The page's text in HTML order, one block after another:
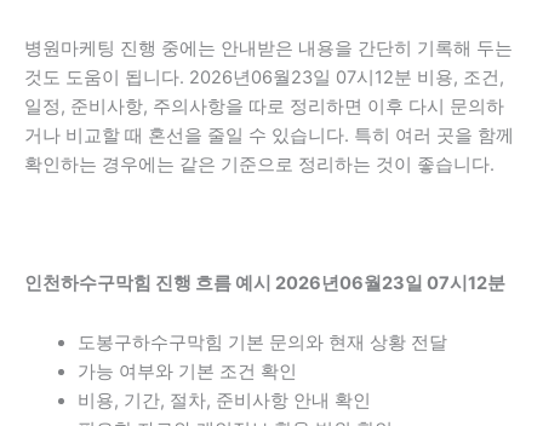
병원마케팅 진행 중에는 안내받은 내용을 간단히 기록해 두는
것도 도움이 됩니다. 2026년06월23일 07시12분 비용, 조건,
일정, 준비사항, 주의사항을 따로 정리하면 이후 다시 문의하
거나 비교할 때 혼선을 줄일 수 있습니다. 특히 여러 곳을 함께
확인하는 경우에는 같은 기준으로 정리하는 것이 좋습니다.
인천하수구막힘 진행 흐름 예시 2026년06월23일 07시12분
도봉구하수구막힘 기본 문의와 현재 상황 전달
가능 여부와 기본 조건 확인
비용, 기간, 절차, 준비사항 안내 확인